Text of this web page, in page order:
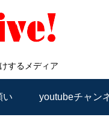
するメディア
い youtubeチャン